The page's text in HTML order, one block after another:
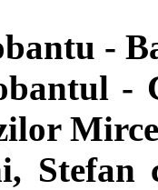
-
-
Stefan